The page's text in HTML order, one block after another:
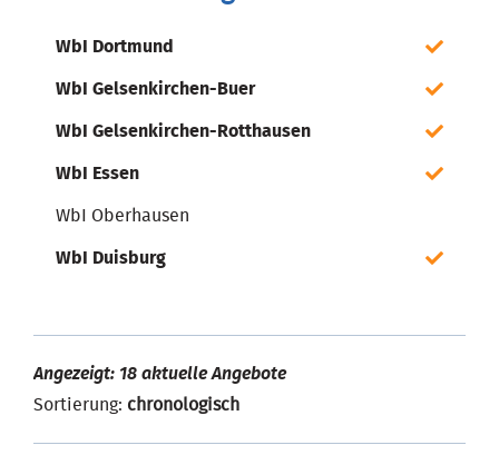
WbI Dortmund
WbI Gelsenkirchen-Buer
WbI Gelsenkirchen-Rotthausen
WbI Essen
WbI Oberhausen
WbI Duisburg
Angezeigt: 18 aktuelle Angebote
Sortierung: chronologisch